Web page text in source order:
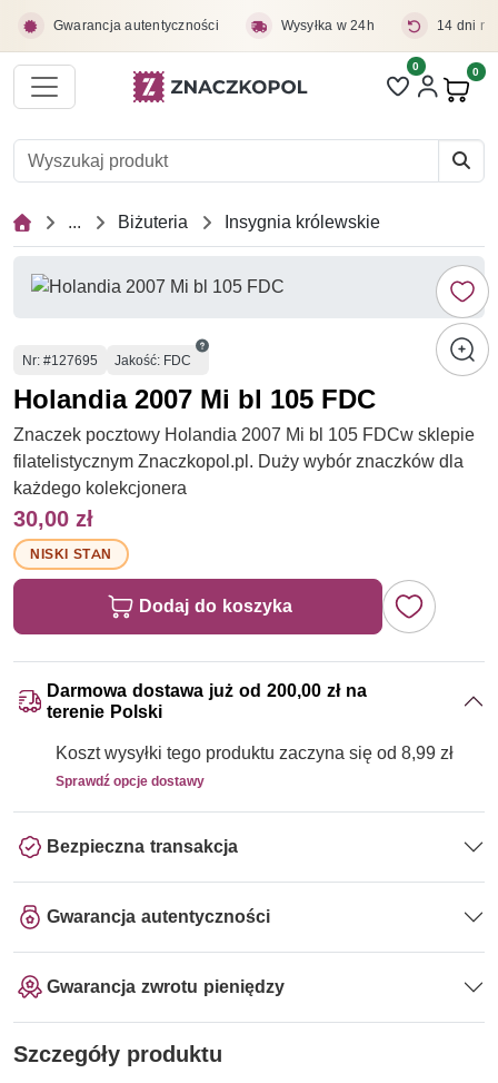
Gwarancja autentyczności Wysyłka w 24h 14 dni
Liczba pozycji
0 0
... Biżuteria Insygnia królewskie
Numer
Nr: #127695 Jakość: FDC
Holandia 2007 Mi bl 105 FDC
Znaczek pocztowy Holandia 2007 Mi bl 105 FDCw sklepie
filatelistycznym Znaczkopol.pl. Duży wybór znaczków dla
każdego kolekcjonera
30,00 zł
NISKI STAN
Dodaj do koszyka
Darmowa dostawa już od 200,00 zł na
terenie Polski
Koszt wysyłki tego produktu zaczyna się od 8,99 zł
Sprawdź opcje dostawy
Bezpieczna transakcja
Gwarancja autentyczności
Gwarancja zwrotu pieniędzy
Szczegóły produktu